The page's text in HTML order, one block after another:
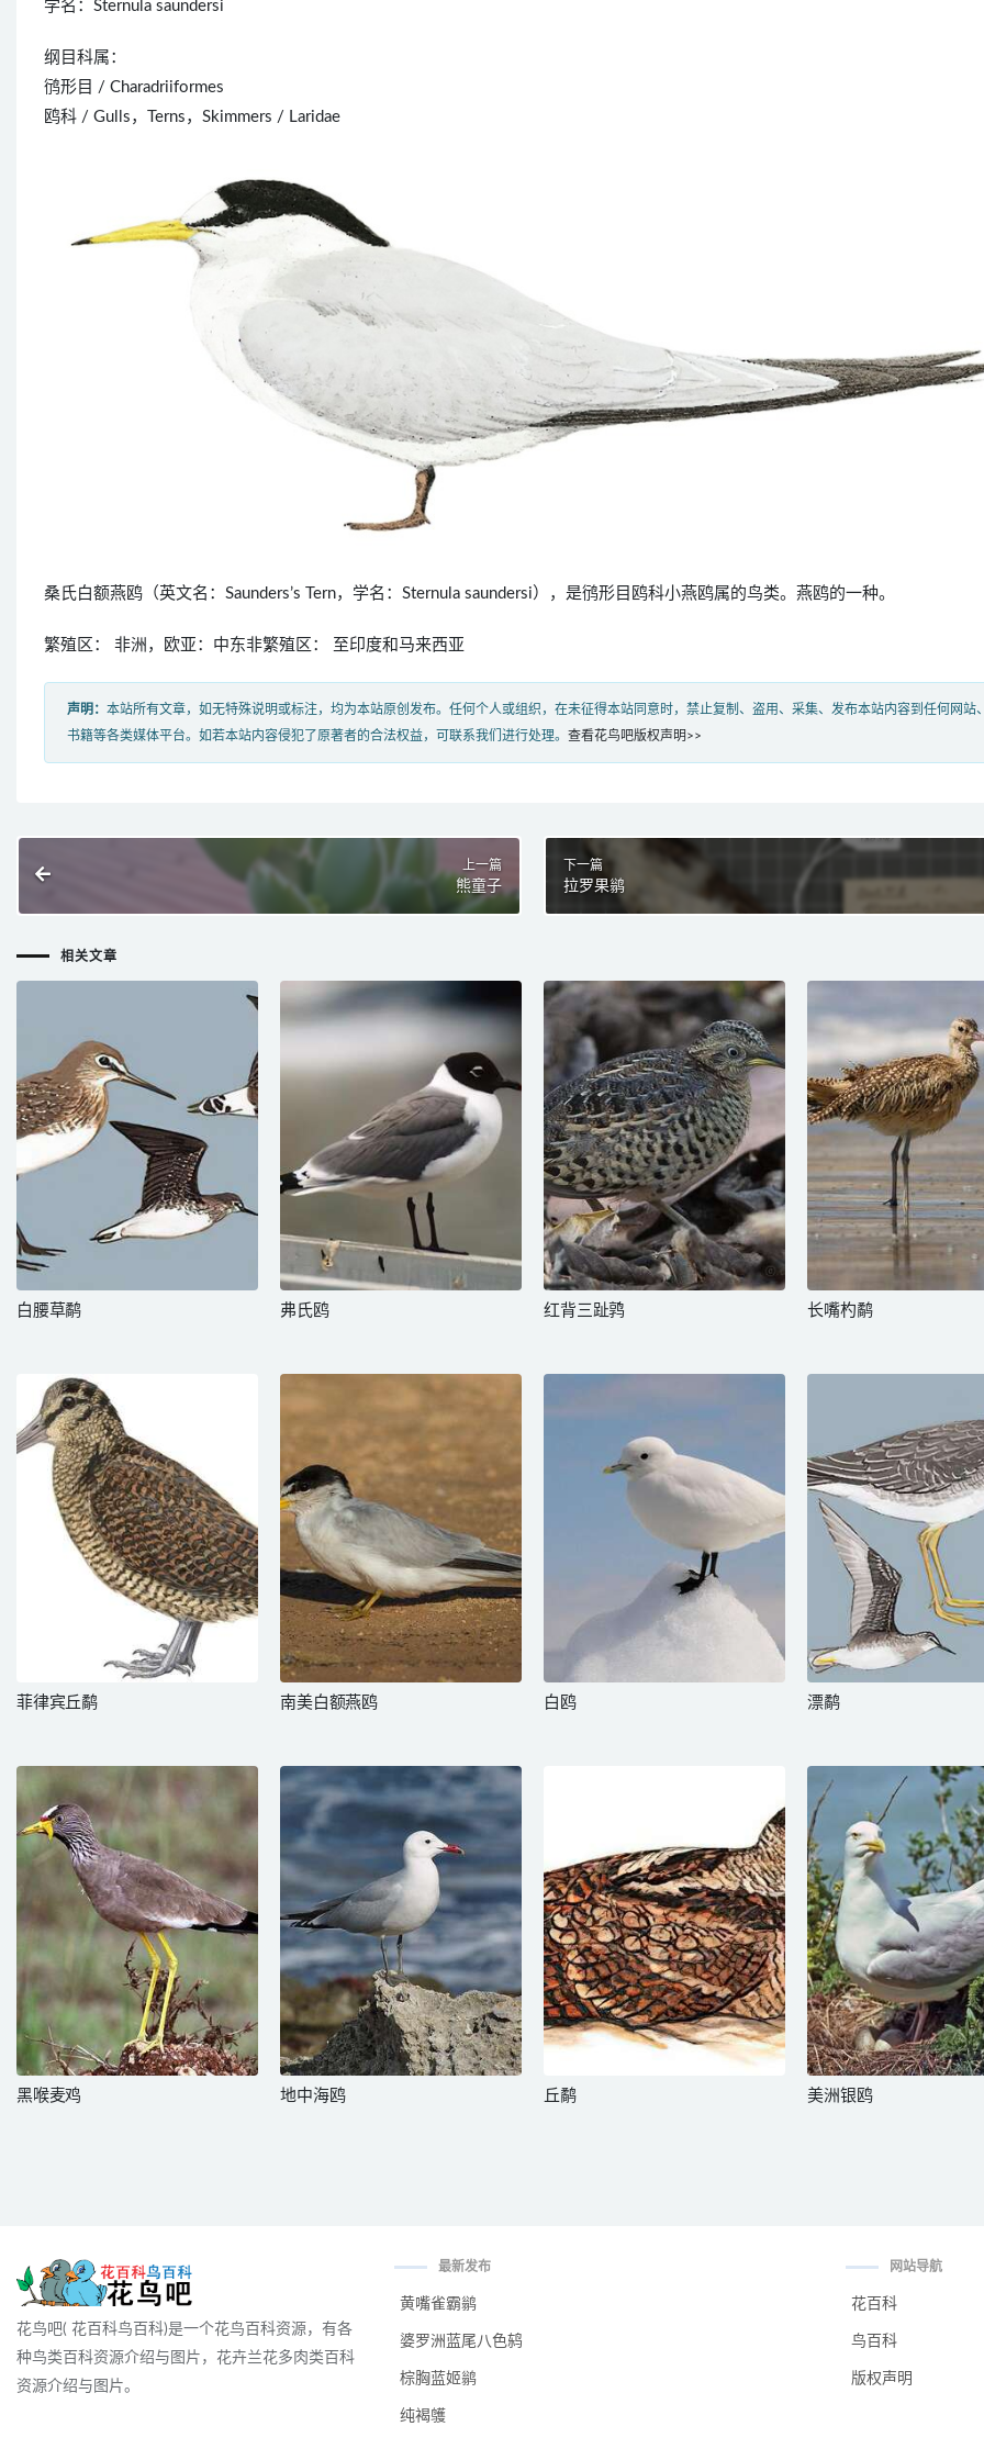
学名：Sternula saundersi
纲目科属：
鸻形目 / Charadriiformes
鸥科 / Gulls，Terns，Skimmers / Laridae
桑氏白额燕鸥（英文名：Saunders’s Tern，学名：Sternula saundersi），是鸻形目鸥科小燕鸥属的鸟类。燕鸥的一种。
繁殖区： 非洲，欧亚：中东非繁殖区： 至印度和马来西亚
声明： 本站所有文章，如无特殊说明或标注，均为本站原创发布。任何个人或组织，在未征得本站同意时，禁止复制、盗用、采集、发布本站内容到任何网站
书籍等各类媒体平台。如若本站内容侵犯了原著者的合法权益，可联系我们进行处理。 查看花鸟吧版权声明>>
上一篇
熊童子
下一篇
拉罗果鹟
相关文章
白腰草鹬 弗氏鸥 红背三趾鹑 长嘴杓鹬
菲律宾丘鹬 南美白额燕鸥 白鸥 漂鹬
黑喉麦鸡 地中海鸥 丘鹬 美洲银鸥
花鸟吧( 花百科鸟百科)是一个花鸟百科资源，有各
种鸟类百科资源介绍与图片，花卉兰花多肉类百科
资源介绍与图片。
最新发布
黄嘴雀霸鹟
婆罗洲蓝尾八色鸫
棕胸蓝姬鹟
纯褐鹱
网站导航
花百科
鸟百科
版权声明